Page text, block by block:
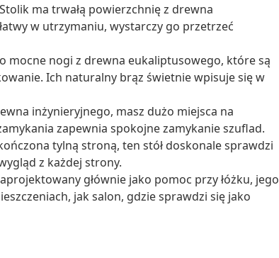
ma trwałą powierzchnię z drewna
w utrzymaniu, wystarczy go przetrzeć
mocne nogi z drewna eukaliptusowego, które są
Ich naturalny brąz świetnie wpisuje się w
inżynieryjnego, masz dużo miejsca na
zapewnia spokojne zamykanie szuflad.
tylną stroną, ten stół doskonale sprawdzi
z każdej strony.
głównie jako pomoc przy łóżku, jego
jak salon, gdzie sprawdzi się jako